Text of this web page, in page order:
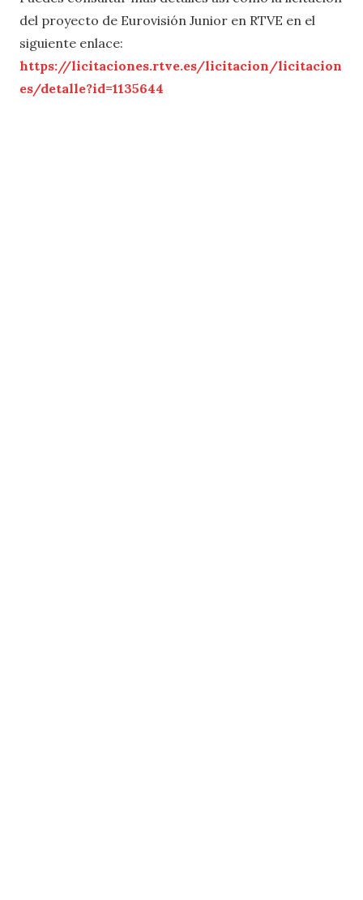
del proyecto de Eurovisión Junior en RTVE en el
siguiente enlace:
https://licitaciones.rtve.es/licitacion/licitacion
es/detalle?id=1135644